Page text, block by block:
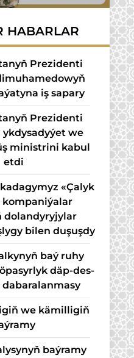
HABARLAR
Prezidenti
iş sapary
Prezidenti
ykdysadyýet we
ministrini kabul
etdi
«Çalyk
kompaniýalar
dolandyryjylar
bilen duşuşdy
baý ru­hy
däp-des­
we kämilligiň
baýramy